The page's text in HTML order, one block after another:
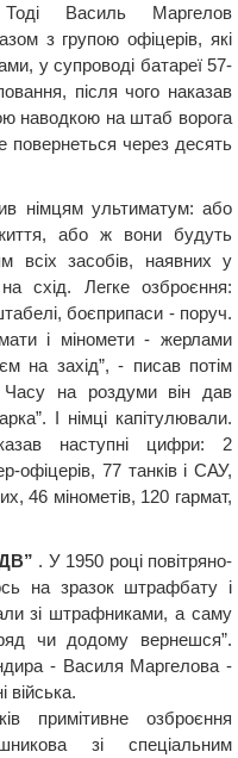
Тоді Василь Маргелов
з групою офіцерів, які
у супроводі батареї 57-
після чого наказав
наводкою на штаб ворога
повернеться через десять
німцям ультиматум: або
або ж вони будуть
всіх засобів, наявних у
схід. Легке озброєння:
боєприпаси - поруч.
і міномети - жерлами
на захід”, - писав потім
Часу на роздуми він дав
І німці капітулювали.
наступні цифри: 2
офіцерів, 77 танків і САУ,
46 мінометів, 120 гармат,
. У 1950 році повітряно-
на зразок штрафбату і
зі штрафниками, а саму
чи додому вернешся”.
- Василя Маргелова -
війська.
примітивне озброєння
зі спеціальним